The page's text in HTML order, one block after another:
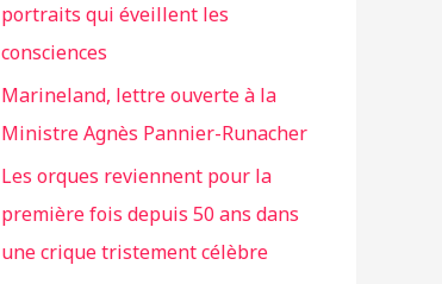
portraits qui éveillent les
consciences
Marineland, lettre ouverte à la
Ministre Agnès Pannier-Runacher
Les orques reviennent pour la
première fois depuis 50 ans dans
une crique tristement célèbre